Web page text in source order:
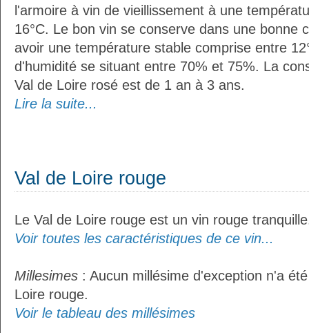
l'armoire à vin de vieillissement à une
16°C. Le bon vin se conserve dans une bonne
avoir une température stable comprise entre
d'humidité se situant entre 70% et 75%. La
Val de Loire rosé est de 1 an à 3 ans.
Lire la suite...
Val de Loire rouge
Le Val de Loire rouge est un vin rouge
Voir toutes les caractéristiques de ce vin...
Millesimes : Aucun millésime d'exception n'a
Loire rouge.
Voir le tableau des millésimes